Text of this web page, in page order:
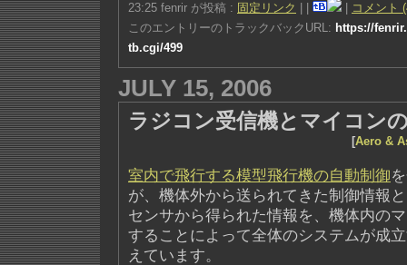
23:25 fenrir が投稿 : 固定リンク
コメント
このエントリーのトラックバックURL: https://
tb.cgi/499
JULY 15, 2006
ラジコン受信機とマイコン
[Aero &
室内で飛行する模型飛行機の自動制御
が、機体外から送られてきた制御情報
センサから得られた情報を、機体内の
することによって全体のシステムが成
えています。